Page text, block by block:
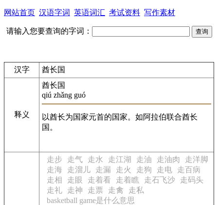
网站首页 汉语字词 英语词汇 考试资料 写作素材
请输入您要查询的字词：
汉字 酋长国
释义
酋长国
qiú zhǎng guó
以酋长为国家元首的国家。如阿拉伯联合酋长
国。
走步 走气 走水 走江湖 走油 走油肉
走洋脚
走海
走溜儿 走漏 走火 走狗 走电
走百病
走相
走眼 走着看 走着瞧 走石飞沙
走码头
走礼
走神 走票 走禽
走私
basketball game是什么意思